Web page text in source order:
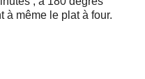
à même le plat à four.